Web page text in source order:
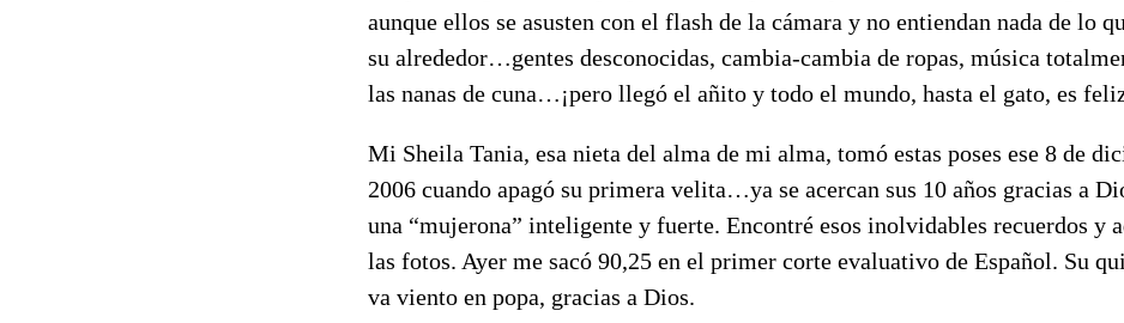
aunque ellos se asusten con el flash de la cámara y no entiendan nada de lo
su alrededor…gentes desconocidas, cambia-cambia de ropas, música
las nanas de cuna…¡pero llegó el añito y todo el mundo, hasta el gato, es
Mi Sheila Tania, esa nieta del alma de mi alma, tomó estas poses ese 8 de
2006 cuando apagó su primera velita…ya se acercan sus 10 años gracias a
una “mujerona” inteligente y fuerte. Encontré esos inolvidables recuerdos y
las fotos. Ayer me sacó 90,25 en el primer corte evaluativo de Español. Su
va viento en popa, gracias a Dios.